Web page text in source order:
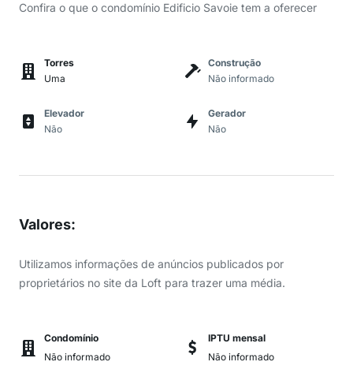
Confira o que o condomínio Edificio Savoie tem a oferecer
Torres
Uma
Construção
Não informado
Elevador
Não
Gerador
Não
Valores:
Utilizamos informações de anúncios publicados por
proprietários no site da Loft para trazer uma média.
Condomínio
Não informado
IPTU mensal
Não informado